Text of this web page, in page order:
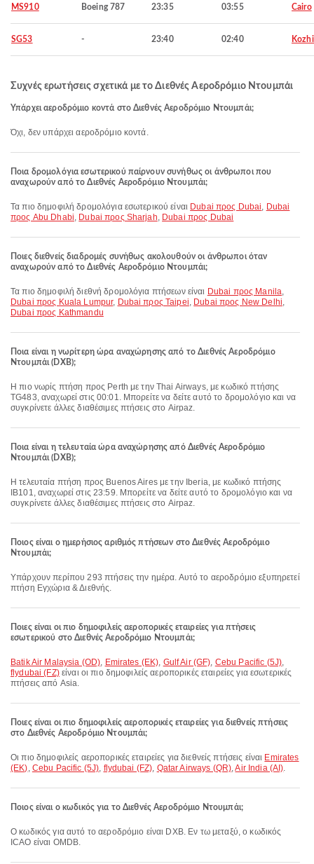
MS910 Boeing 787 23:35 03:55 Cairo
SG53 - 23:40 02:40
Συχνές ερωτήσεις σχετικά με το Διεθνές Αεροδρόμιο Ντουμπάι
Υπάρχει αεροδρόμιο κοντά στο Διεθνές Αεροδρόμιο Ντουμπάι;
Όχι, δεν υπάρχει αεροδρόμιο κοντά.
Ποια δρομολόγια εσωτερικού παίρνουν συνήθως οι άνθρωποι που
αναχωρούν από το Διεθνές Αεροδρόμιο Ντουμπάι;
Τα πιο δημοφιλή δρομολόγια εσωτερικού είναι Dubai προς Dubai, Dubai
προς Abu Dhabi, Dubai προς Sharjah, Dubai προς Dubai
Ποιες διεθνείς διαδρομές συνήθως ακολουθούν οι άνθρωποι όταν
αναχωρούν από το Διεθνές Αεροδρόμιο Ντουμπάι;
Τα πιο δημοφιλή διεθνή δρομολόγια πτήσεων είναι Dubai προς Manila,
Dubai προς Kuala Lumpur, Dubai προς Taipei, Dubai προς New Delhi,
Dubai προς Kathmandu
Ποια είναι η νωρίτερη ώρα αναχώρησης από το Διεθνές Αεροδρόμιο
Ντουμπάι (DXB);
Η πιο νωρίς πτήση προς Perth με την Thai Airways, με κωδικό πτήσης
TG483, αναχωρεί στις 00:01. Μπορείτε να δείτε αυτό το δρομολόγιο και να
συγκρίνετε άλλες διαθέσιμες πτήσεις στο Airpaz.
Ποια είναι η τελευταία ώρα αναχώρησης από Διεθνές Αεροδρόμιο
Ντουμπάι (DXB);
Η τελευταία πτήση προς Buenos Aires με την Iberia, με κωδικό πτήσης
IB101, αναχωρεί στις 23:59. Μπορείτε να δείτε αυτό το δρομολόγιο και να
συγκρίνετε άλλες διαθέσιμες πτήσεις στο Airpaz.
Ποιος είναι ο ημερήσιος αριθμός πτήσεων στο Διεθνές Αεροδρόμιο
Ντουμπάι;
Υπάρχουν περίπου 293 πτήσεις την ημέρα. Αυτό το αεροδρόμιο εξυπηρετεί
πτήση Εγχώρια & Διεθνής.
Ποιες είναι οι πιο δημοφιλείς αεροπορικές εταιρείες για πτήσεις
εσωτερικού στο Διεθνές Αεροδρόμιο Ντουμπάι;
Batik Air Malaysia (OD), Emirates (EK), Gulf Air (GF), Cebu Pacific (5J),
flydubai (FZ)είναι οι πιο δημοφιλείς αεροπορικές εταιρείες για εσωτερικές
πτήσεις από Asia.
Ποιες είναι οι πιο δημοφιλείς αεροπορικές εταιρείες για διεθνείς πτήσεις
στο Διεθνές Αεροδρόμιο Ντουμπάι;
Οι πιο δημοφιλείς αεροπορικές εταιρείες για διεθνείς πτήσεις είναι Emirates
(EK), Cebu Pacific (5J), flydubai (FZ), Qatar Airways (QR),Air India (AI).
Ποιος είναι ο κωδικός για το Διεθνές Αεροδρόμιο Ντουμπάι;
Ο κωδικός για αυτό το αεροδρόμιο είναι DXB. Εν τω μεταξύ, ο κωδικός
ICAO είναι OMDB.